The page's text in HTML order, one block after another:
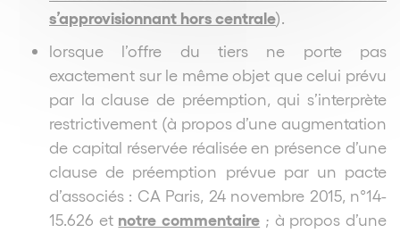
s’approvisionnant hors centrale).
lorsque l’offre du tiers ne porte pas
exactement sur le même objet que celui prévu
par la clause de préemption, qui s’interprète
restrictivement (à propos d’une augmentation
de capital réservée réalisée en présence d’une
clause de préemption prévue par un pacte
d’associés : CA Paris, 24 novembre 2015, n°14-
15.626 et notre commentaire ; à propos d’une